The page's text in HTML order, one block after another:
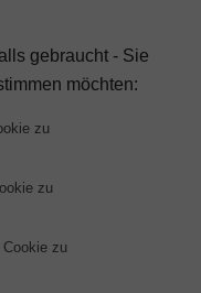
gebraucht - Sie
möchten:
zu
zu
zu